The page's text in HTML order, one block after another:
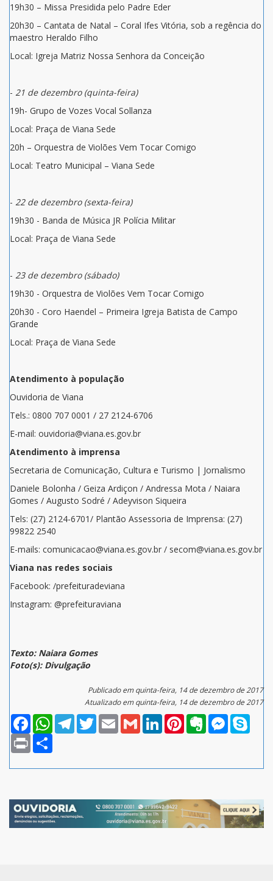
19h30 – Missa Presidida pelo Padre Eder
20h30 – Cantata de Natal – Coral Ifes Vitória, sob a regência do
maestro Heraldo Filho
Local: Igreja Matriz Nossa Senhora da Conceição
- 21 de dezembro (quinta-feira)
19h- Grupo de Vozes Vocal Sollanza
Local: Praça de Viana Sede
20h – Orquestra de Violões Vem Tocar Comigo
Local: Teatro Municipal – Viana Sede
- 22 de dezembro (sexta-feira)
19h30 - Banda de Música JR Polícia Militar
Local: Praça de Viana Sede
- 23 de dezembro (sábado)
19h30 - Orquestra de Violões Vem Tocar Comigo
20h30 - Coro Haendel – Primeira Igreja Batista de Campo
Grande
Local: Praça de Viana Sede
Atendimento à população
Ouvidoria de Viana
Tels.: 0800 707 0001 / 27 2124-6706
E-mail: ouvidoria@viana.es.gov.br
Atendimento à imprensa
Secretaria de Comunicação, Cultura e Turismo | Jornalismo
Daniele Bolonha / Geiza Ardiçon / Andressa Mota / Naiara
Gomes / Augusto Sodré / Adeyvison Siqueira
Tels: (27) 2124-6701/ Plantão Assessoria de Imprensa: (27)
99822 2540
E-mails: comunicacao@viana.es.gov.br / secom@viana.es.gov.br
Viana nas redes sociais
Facebook: /prefeituradeviana
Instagram: @prefeituraviana
Texto: Naiara Gomes
Foto(s): Divulgação
Publicado em quinta-feira, 14 de dezembro de 2017
Atualizado em quinta-feira, 14 de dezembro de 2017
FacebookWhatsAppTelegramTwitterEmail Gmail LinkedInPinterestEvernoteMessenger
Print